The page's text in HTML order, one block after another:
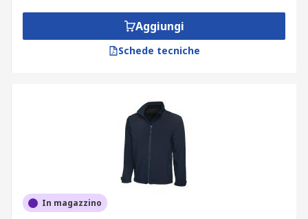
Aggiungi
Schede tecniche
In magazzino